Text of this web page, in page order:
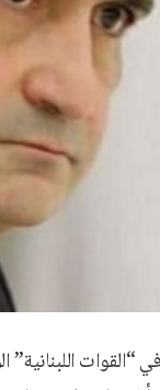
“القوات